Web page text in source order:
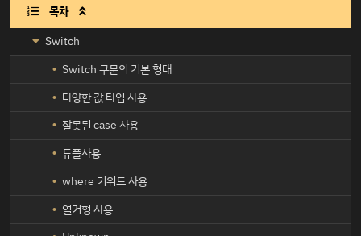
목차 
Switch
Switch 구문의 기본 형태
다양한 값 타입 사용
잘못된 case 사용
튜플사용
where 키워드 사용
열거형 사용